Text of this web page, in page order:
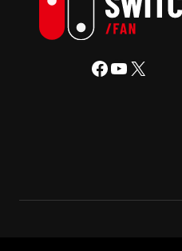
Facebook YouTube X